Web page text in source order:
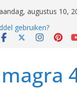
augustus 10,
gebruiken?
België [voortaan
KAN!
ook wij hebben